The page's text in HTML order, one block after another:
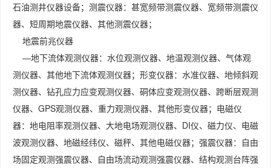
石油测井仪器设备；测震仪器：甚宽频带测震仪器、宽频带测震仪
器、短周期地震仪器、其他测震仪器；
地震前兆仪器
—地下流体观测仪器：水位观测仪器、地温观测仪器、气体观
测仪器、其他地下流体观测仪器；形变仪器：水准仪器、地倾斜观
测仪器、钻孔应力应变观测仪器、硐体应变观测仪器、跨断层观测
仪器、GPS观测仪器、重力观测仪器、其他形变仪器；电磁仪
器：地电阻率观测仪器、大地电场观测仪器、DI仪、磁力仪、电磁
波观测仪器、地磁经纬仪、磁秤、其他电磁仪器；强震仪器：自由
场固定观测强震仪器、自由场流动观测强震仪器、结构观测台阵强